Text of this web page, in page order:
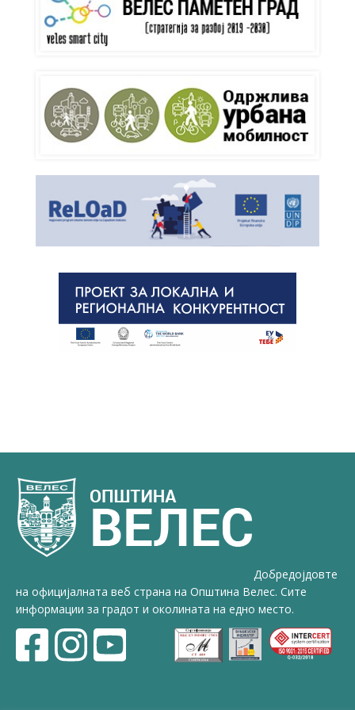
Добредојдовте
на официјалната веб страна на Општина Велес. Сите
информации за градот и околината на едно место.